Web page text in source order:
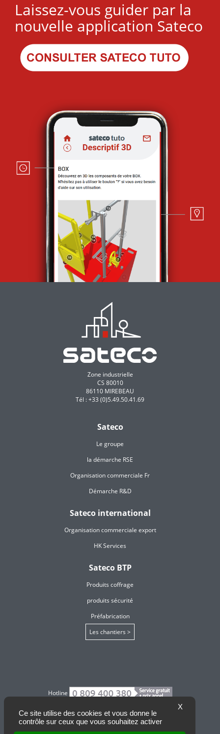
Laissez-vous guider par la
nouvelle application Sateco
Zone industrielle
CS 80010
86110 MIREBEAU
Tél : +33 (0)5.49.50.41.69
Sateco
Le groupe
la démarche RSE
Organisation commerciale Fr
Démarche R&D
Sateco international
Organisation commerciale export
HK Services
Sateco BTP
Produits coffrage
produits sécurité
Préfabrication
Les chantiers >
Hotline
Contact
X
Ce site utilise des cookies et vous donne le
contrôle sur ceux que vous souhaitez activer